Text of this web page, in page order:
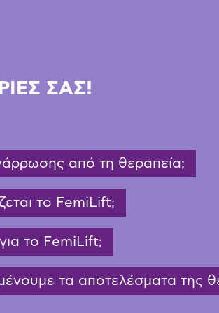
ΣΑΣ!
από τη θεραπεία;
το FemiLift;
για το FemiLift;
τα αποτελέσματα της